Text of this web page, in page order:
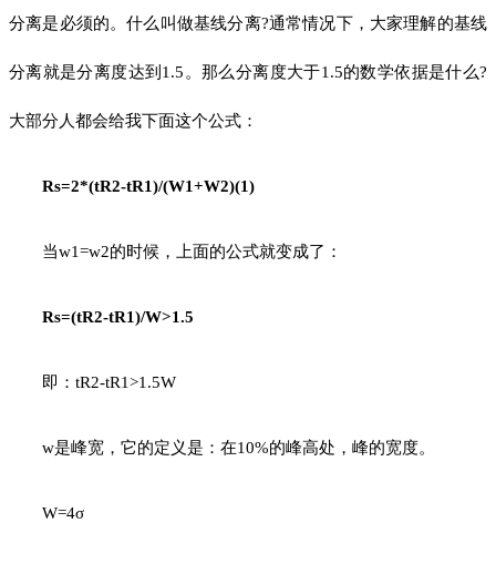
分离是必须的。什么叫做基线分离?通常情况下，大家理解的基线
分离就是分离度达到1.5。那么分离度大于1.5的数学依据是什么?
大部分人都会给我下面这个公式：
Rs=2*(tR2-tR1)/(W1+W2)(1)
当w1=w2的时候，上面的公式就变成了：
Rs=(tR2-tR1)/W>1.5
即：tR2-tR1>1.5W
w是峰宽，它的定义是：在10%的峰高处，峰的宽度。
W=4σ